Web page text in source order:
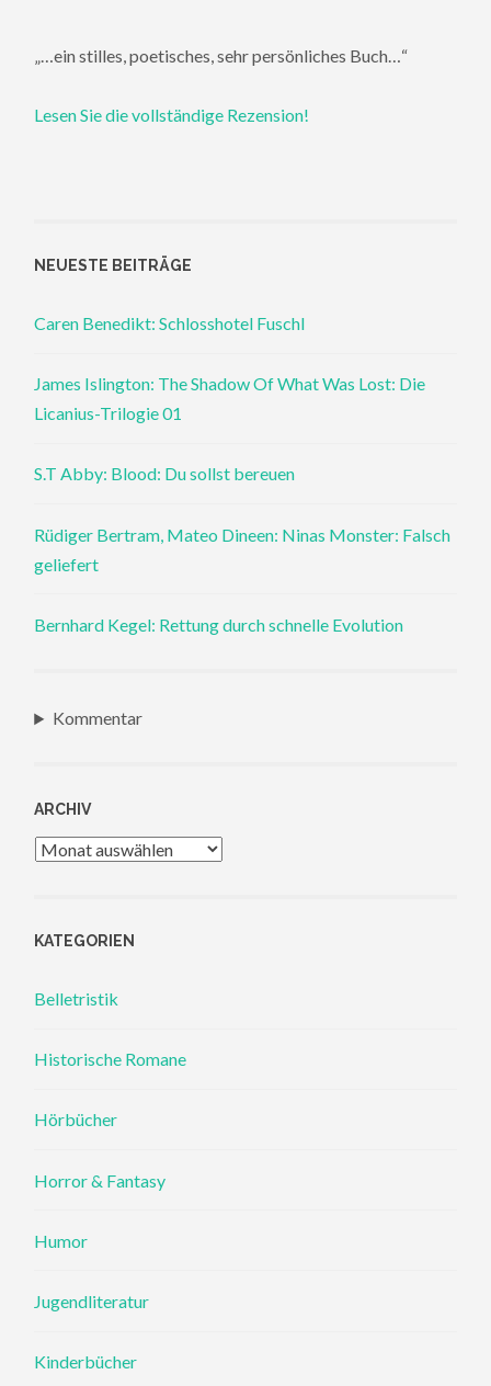
„…ein stilles, poetisches, sehr persönliches Buch…“
Lesen Sie die vollständige Rezension!
NEUESTE BEITRÄGE
Caren Benedikt: Schlosshotel Fuschl
James Islington: The Shadow Of What Was Lost: Die
Licanius-Trilogie 01
S.T Abby: Blood: Du sollst bereuen
Rüdiger Bertram, Mateo Dineen: Ninas Monster: Falsch
geliefert
Bernhard Kegel: Rettung durch schnelle Evolution
Kommentar
ARCHIV
Archiv
KATEGORIEN
Belletristik
Historische Romane
Hörbücher
Horror & Fantasy
Humor
Jugendliteratur
Kinderbücher